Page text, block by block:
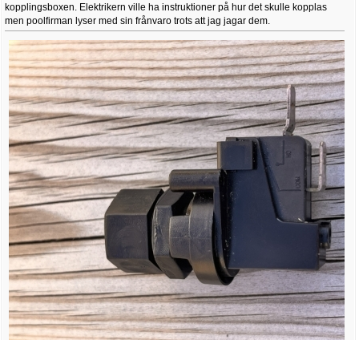
kopplingsboxen. Elektrikern ville ha instruktioner på hur det skulle kopplas
men poolfirman lyser med sin frånvaro trots att jag jagar dem.